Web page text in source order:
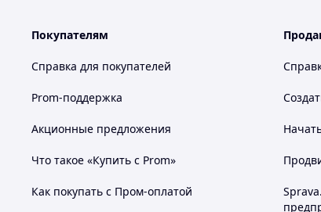
Покупателям
Справка для покупателей
Prom-поддержка
Акционные предложения
Что такое «Купить с Prom»
Как покупать с Пром-оплатой